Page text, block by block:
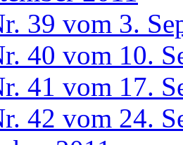
39 vom 3.
40 vom 10.
41 vom 17.
42 vom 24.